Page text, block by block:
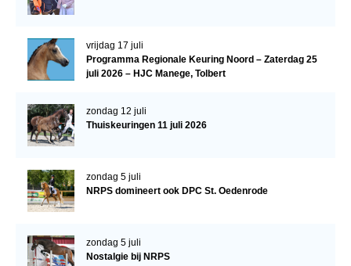
Inloggen
CONTACT
REGIO'S
Bestuur Regio Noord
Bestuur Regio Midden
Regio West
Regio Zuid
vrijdag 17 juli
Programma Regionale Keuring Noord – Zaterdag 25
juli 2026 – HJC Manege, Tolbert
zondag 12 juli
Thuiskeuringen 11 juli 2026
zondag 5 juli
NRPS domineert ook DPC St. Oedenrode
zondag 5 juli
Nostalgie bij NRPS